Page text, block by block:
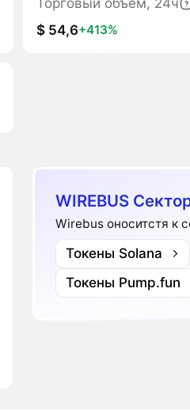
Торговый объем, 24ч
$ 54,6+413%
WIREBUS
Wirebus оноситстя к
Токены Solana
Токены Pump.fun